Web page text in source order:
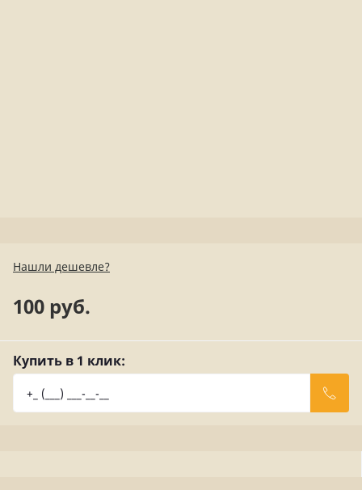
Нашли дешевле?
100 руб.
Купить в 1 клик: